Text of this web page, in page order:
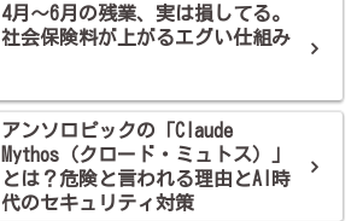
4月～6月の残業、実は損してる。
社会保険料が上がるエグい仕組み
アンソロピックの「Claude
Mythos（クロード・ミュトス）」
とは？危険と言われる理由とAI時
代のセキュリティ対策